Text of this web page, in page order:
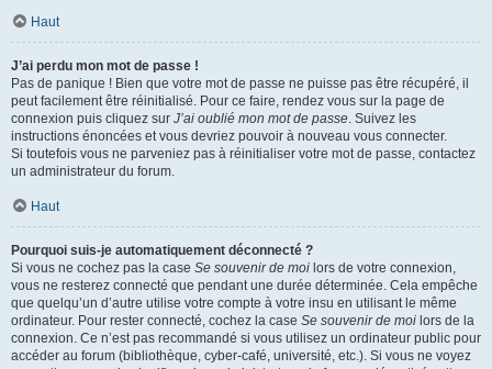
Haut
J’ai perdu mon mot de passe !
Pas de panique ! Bien que votre mot de passe ne puisse pas être récupéré, il
peut facilement être réinitialisé. Pour ce faire, rendez vous sur la page de
connexion puis cliquez sur J’ai oublié mon mot de passe. Suivez les
instructions énoncées et vous devriez pouvoir à nouveau vous connecter.
Si toutefois vous ne parveniez pas à réinitialiser votre mot de passe, contactez
un administrateur du forum.
Haut
Pourquoi suis-je automatiquement déconnecté ?
Si vous ne cochez pas la case Se souvenir de moi lors de votre connexion,
vous ne resterez connecté que pendant une durée déterminée. Cela empêche
que quelqu’un d’autre utilise votre compte à votre insu en utilisant le même
ordinateur. Pour rester connecté, cochez la case Se souvenir de moi lors de la
connexion. Ce n’est pas recommandé si vous utilisez un ordinateur public pour
accéder au forum (bibliothèque, cyber-café, université, etc.). Si vous ne voyez